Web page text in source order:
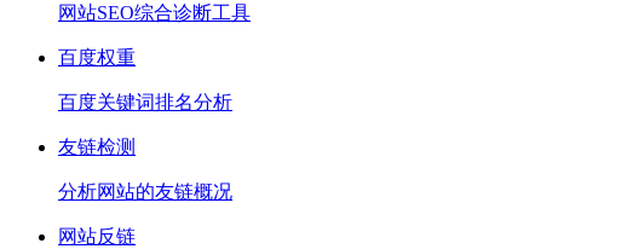
网站SEO综合诊断工具
百度权重
百度关键词排名分析
友链检测
分析网站的友链概况
网站反链